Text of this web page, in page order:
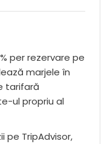
per rezervare pe
marjele în
tarifară
ul propriu al
pe TripAdvisor,